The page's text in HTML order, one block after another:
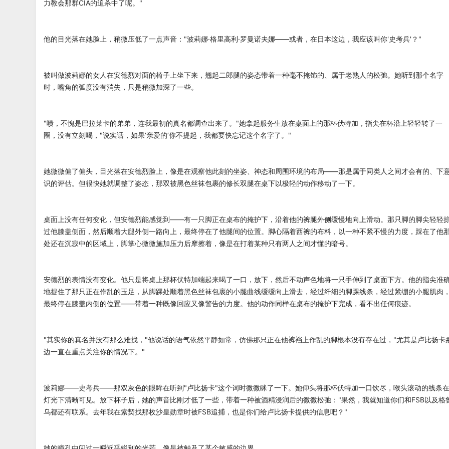
力教会那群CIA的追杀中了呢。"
他的目光落在她脸上，稍微压低了一点声音："波莉娜·格里高利·罗曼诺夫娜——或者，在日本这边，我应该叫你'史考兵'？"
被叫做波莉娜的女人在安德烈对面的椅子上坐下来，翘起二郎腿的姿态带着一种毫不掩饰的、属于老熟人的松弛。她听到那个名字
时，嘴角的弧度没有消失，只是稍微加深了一些。
"啧，不愧是巴拉莱卡的弟弟，连我最初的真名都调查出来了。"她拿起服务生放在桌面上的那杯伏特加，指尖在杯沿上轻轻转了一
圈，没有立刻喝，"说实话，如果‘亲爱的’你不提起，我都要快忘记这个名字了。"
她微微偏了偏头，目光落在安德烈脸上，像是在观察他此刻的坐姿、神态和周围环境的布局——那是属于同类人之间才会有的、下
识的评估。但很快她就调整了姿态，那双被黑色丝袜包裹的修长双腿在桌下以极轻的动作移动了一下。
桌面上没有任何变化，但安德烈能感觉到——有一只脚正在桌布的掩护下，沿着他的裤腿外侧缓慢地向上滑动。那只脚的脚尖轻轻
过他膝盖侧面，然后顺着大腿外侧一路向上，最终停在了他腿间的位置。脚心隔着西裤的布料，以一种不紧不慢的力度，踩在了他
处还在沉寂中的区域上，脚掌心微微施加压力后摩擦着，像是在打着某种只有两人之间才懂的暗号。
安德烈的表情没有变化。他只是将桌上那杯伏特加端起来喝了一口，放下，然后不动声色地将一只手伸到了桌面下方。他的指尖准
地捉住了那只正在作乱的玉足，从脚踝处顺着黑色丝袜包裹的小腿曲线缓缓向上滑去，经过纤细的脚踝线条，经过紧绷的小腿肌肉
最终停在膝盖内侧的位置——带着一种既像回应又像警告的力度。他的动作同样在桌布的掩护下完成，看不出任何痕迹。
"其实你的真名并没有那么难找，"他说话的语气依然平静如常，仿佛那只正在他裤裆上作乱的脚根本没有存在过，"尤其是卢比扬卡
边一直在重点关注你的情况下。"
波莉娜——史考兵——那双灰色的眼眸在听到"卢比扬卡"这个词时微微眯了一下。她仰头将那杯伏特加一口饮尽，喉头滚动的线条在
灯光下清晰可见。放下杯子后，她的声音比刚才低了一些，带着一种被酒精浸润后的微微松弛："果然，我就知道你们和FSB以及格
乌都还有联系。去年我在索契找那枚沙皇勋章时被FSB追捕，也是你们给卢比扬卡提供的信息吧？"